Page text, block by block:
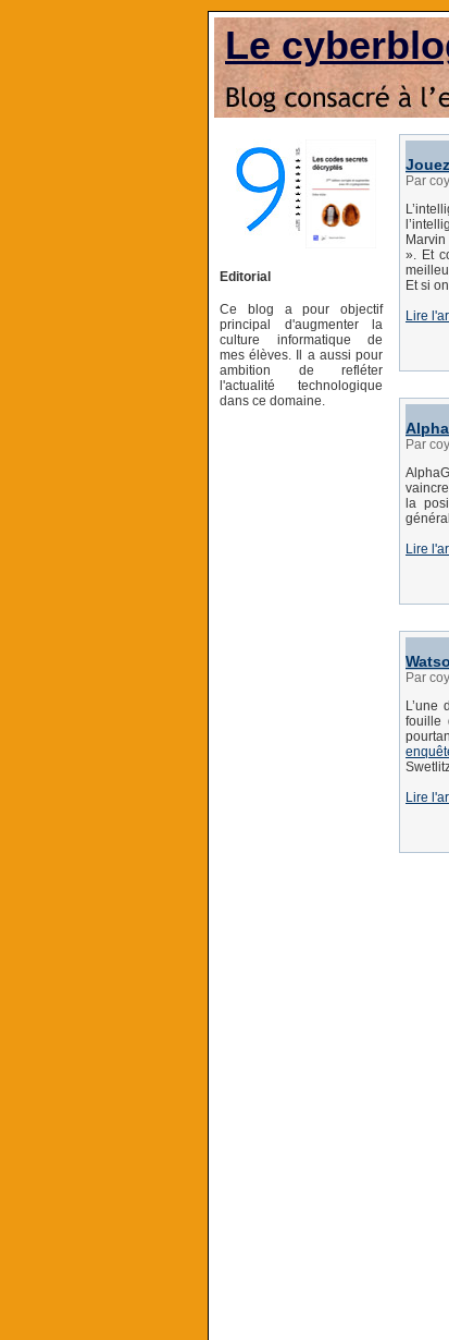
Le
Editorial
Ce blog a pour objectif
principal d'augmenter la
culture informatique de
mes élèves. Il a aussi pour
ambition de refléter
l'actualité technologique
dans ce domaine.
Par
». Et
Et si
Lire
Par
la
Lire
Par
L’une
fouille
Lire